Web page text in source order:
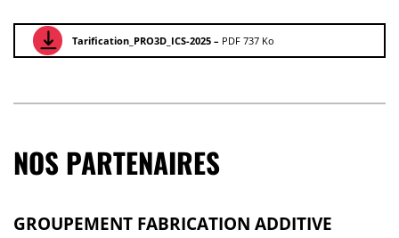
Tarification_PRO3D_ICS-2025 – PDF 737 Ko
NOS PARTENAIRES
GROUPEMENT FABRICATION ADDITIVE